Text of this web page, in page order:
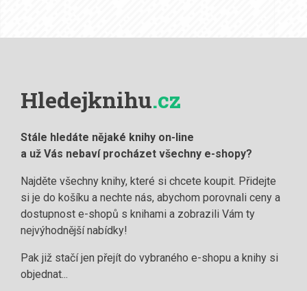
Hledejknihu.cz
Stále hledáte nějaké knihy on-line
a už Vás nebaví procházet všechny e-shopy?
Najděte všechny knihy, které si chcete koupit. Přidejte
si je do košíku a nechte nás, abychom porovnali ceny a
dostupnost e-shopů s knihami a zobrazili Vám ty
nejvýhodnější nabídky!
Pak již stačí jen přejít do vybraného e-shopu a knihy si
objednat...